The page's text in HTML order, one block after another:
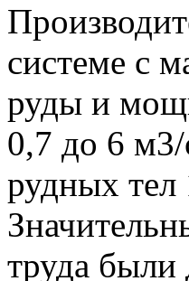
системе с
руды и
0,7 до 6
рудных тел
труда были